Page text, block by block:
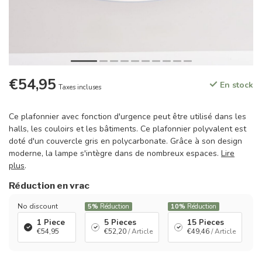
€54,95 Taxes incluses En stock
Ce plafonnier avec fonction d'urgence peut être utilisé dans les
halls, les couloirs et les bâtiments. Ce plafonnier polyvalent est
doté d'un couvercle gris en polycarbonate. Grâce à son design
moderne, la lampe s'intègre dans de nombreux espaces. Lire
plus.
Réduction en vrac
No discount
1 Piece
€54,95
5% Réduction
5 Pieces
€52,20/ Article
10% Réduction
15 Pieces
€49,46/ Article